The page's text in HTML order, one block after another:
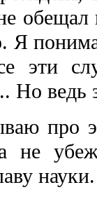
обещал
Я
эти
Но ведь
про
не
науки.